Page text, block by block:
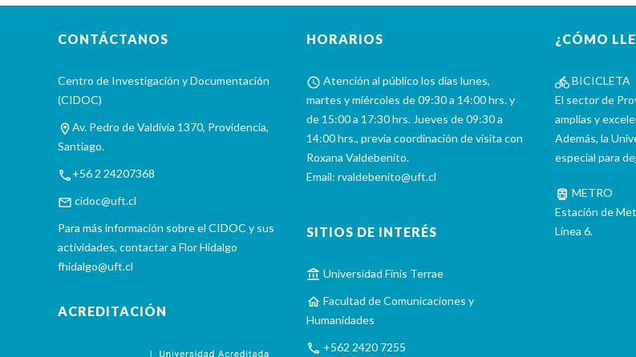
CONTÁCTANOS
Centro de Investigación y Documentación
(CIDOC)
Av. Pedro de Valdivia 1370, Providencia,
Santiago.
+56 2 24207368
cidoc@uft.cl
Para más información sobre el CIDOC y sus
actividades, contactar a Flor Hidalgo
fhidalgo@uft.cl
ACREDITACIÓN
HORARIOS
Atención al público los días lunes,
martes y miércoles de 09:30 a 14:00 hrs. y
de 15:00 a 17:30 hrs. Jueves de 09:30 a
14:00 hrs., previa coordinación de visita con
Roxana Valdebenito.
Email: rvaldebenito@uft.cl
SITIOS DE INTERÉS
Universidad Finis Terrae
Facultad de Comunicaciones y
Humanidades
+562 2420 7255
¿CÓMO
BICICLETA
El sector de
amplias y
Además, la
especial para
METRO
Estación de
Línea 6.